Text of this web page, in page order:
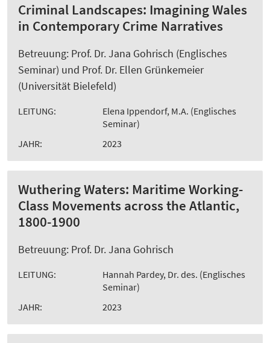
Criminal Landscapes: Imagining Wales
in Contemporary Crime Narratives
Betreuung: Prof. Dr. Jana Gohrisch (Englisches
Seminar) und Prof. Dr. Ellen Grünkemeier
(Universität Bielefeld)
LEITUNG:
Elena Ippendorf, M.A. (Englisches
Seminar)
JAHR:
2023
Wuthering Waters: Maritime Working-
Class Movements across the Atlantic,
1800-1900
Betreuung: Prof. Dr. Jana Gohrisch
LEITUNG:
Hannah Pardey, Dr. des. (Englisches
Seminar)
JAHR:
2023